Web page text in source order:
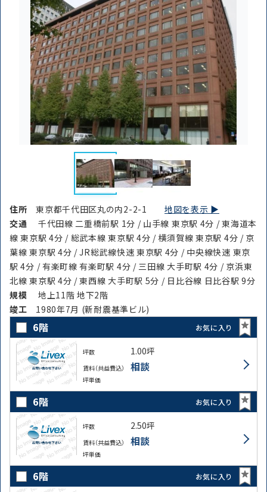
住所東京都千代田区丸の内2-2-1地図を表示 ▶︎
交通
千代田線 二重橋前駅 1分 / 山手線 東京駅 4分 / 東海道本
線 東京駅 4分 / 総武本線 東京駅 4分 / 横須賀線 東京駅 4分 / 京
葉線 東京駅 4分 / JR総武線快速 東京駅 4分 / 中央線快速 東京
駅 4分 / 有楽町線 有楽町駅 4分 / 三田線 大手町駅 4分 / 京浜東
北線 東京駅 4分 / 東西線 大手町駅 5分 / 日比谷線 日比谷駅 9分
規模
地上11階 地下2階
竣⼯ 1980年7月 (新耐震基準ビル)
6階 お気に入り
坪数 1.00坪
賃料（共益費込） 相談
坪単価
6階 お気に入り
坪数 2.50坪
賃料（共益費込） 相談
坪単価
6階 お気に入り